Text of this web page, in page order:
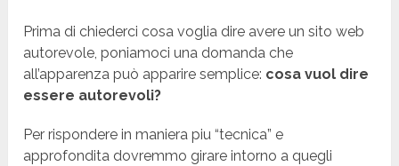
Prima di chiederci cosa voglia dire avere un sito web
autorevole, poniamoci una domanda che
all’apparenza può apparire semplice: cosa vuol dire
essere autorevoli?
Per rispondere in maniera piu “tecnica” e
approfondita dovremmo girare intorno a quegli